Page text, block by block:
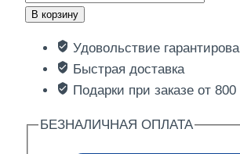
товара
Пеперони
В корзину
Удовольствие
Быстрая доставка
Подарки при заказе от
БЕЗНАЛИЧНАЯ ОПЛАТА